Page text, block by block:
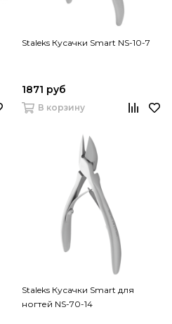
Staleks Кусачки Smart NS-10-7
1871 руб
В корзину
Staleks Кусачки Smart для
ногтей NS-70-14